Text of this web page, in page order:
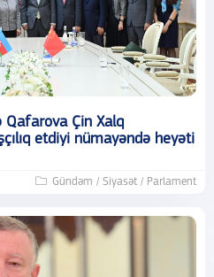
Qafarova Çin Xalq
etdiyi nümayəndə heyəti
Gündəm / Siyasət / Parlament